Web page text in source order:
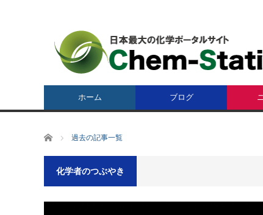
ホーム ブログ
ホーム 過去の記事一覧
化学者のつぶやき